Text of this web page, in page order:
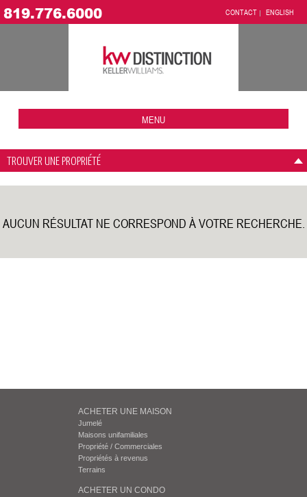
819.776.6000 CONTACT ENGLISH
MENU
TROUVER UNE PROPRIÉTÉ
AUCUN RÉSULTAT NE CORRESPOND À VOTRE RECHERCHE.
ACHETER UNE MAISON
Jumelé
Maisons unifamiliales
Propriété / Commerciales
Propriétés à revenus
Terrains
ACHETER UN CONDO